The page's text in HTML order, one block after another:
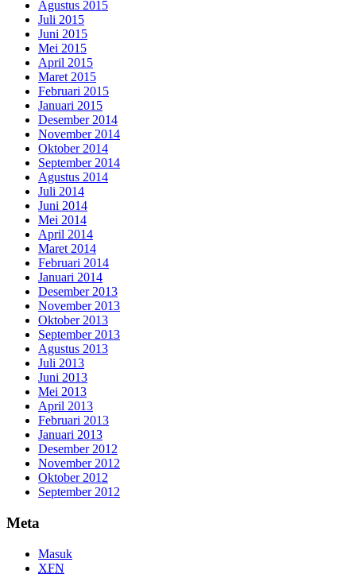
Agustus 2015
Juli 2015
Juni 2015
Mei 2015
April 2015
Maret 2015
Februari 2015
Januari 2015
Desember 2014
November 2014
Oktober 2014
September 2014
Agustus 2014
Juli 2014
Juni 2014
Mei 2014
April 2014
Maret 2014
Februari 2014
Januari 2014
Desember 2013
November 2013
Oktober 2013
September 2013
Agustus 2013
Juli 2013
Juni 2013
Mei 2013
April 2013
Februari 2013
Januari 2013
Desember 2012
November 2012
Oktober 2012
September 2012
Meta
Masuk
XFN